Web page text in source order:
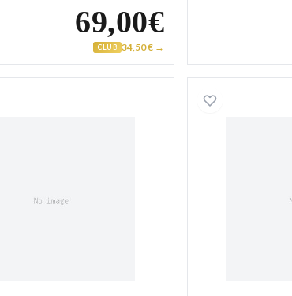
69,00€
CLUB 34,50 € →
Chevalière Homme Or Debesh Diamant Onyx